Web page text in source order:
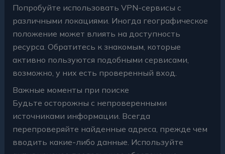
Попробуйте использовать VPN-сервисы с
различными локациями. Иногда географическое
положение может влиять на доступность
ресурса. Обратитесь к знакомым, которые
активно пользуются подобными сервисами,
возможно, у них есть проверенный вход.
Важные моменты при поиске
Будьте осторожны с непроверенными
источниками информации. Всегда
перепроверяйте найденные адреса, прежде чем
вводить какие-либо данные. Используйте